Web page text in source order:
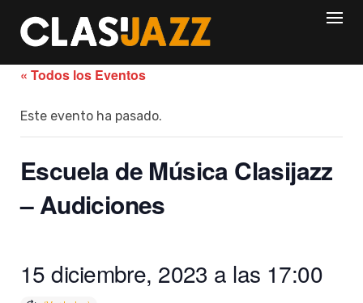
content
« Todos los Eventos
Este evento ha pasado.
Escuela de Música Clasijazz
– Audiciones
15 diciembre, 2023 a las 17:00